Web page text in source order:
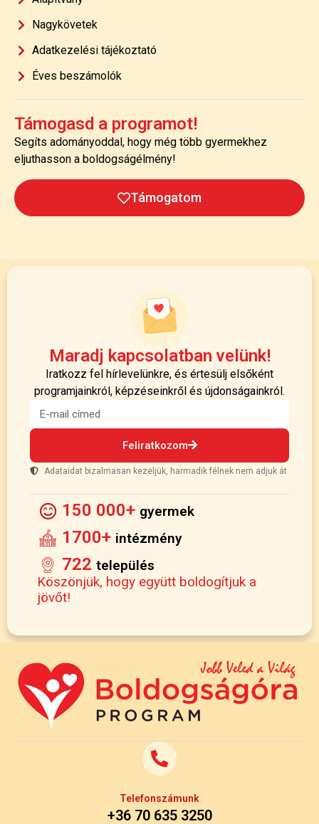
Nagykövetek
Adatkezelési tájékoztató
Éves beszámolók
Támogasd a programot!
Segíts adományoddal, hogy még több gyermekhez
eljuthasson a boldogságélmény!
Támogatom
Maradj kapcsolatban velünk!
Iratkozz fel hírlevelünkre, és értesülj elsőként
programjainkról, képzéseinkről és újdonságainkról.
Feliratkozom
Adataidat bizalmasan kezeljük, harmadik félnek nem adjuk át
150 000+ gyermek
1700+ intézmény
722 település
Köszönjük, hogy együtt boldogítjuk a
jövőt!
Telefonszámunk
+36 70 635 3250